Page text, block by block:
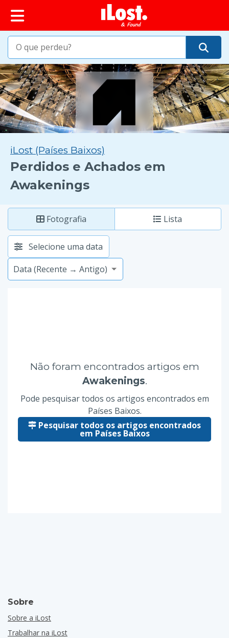
conteúdo principal
iLost (Países Baixos)
Perdidos e Achados em
Awakenings
Fotografia Lista
Selecione uma data
Não foram encontrados artigos em
Awakenings.
Pode pesquisar todos os artigos encontrados em
Países Baixos.
Pesquisar todos os artigos encontrados
em Países Baixos
Sobre
Sobre a iLost
Trabalhar na iLost